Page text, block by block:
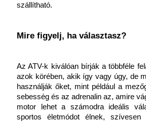
szállítható.
Mire figyelj, ha választasz?
Az ATV-k kiválóan bírják a többféle
azok körében, akik így vagy úgy, de
használják őket, mint például a
sebesség és az adrenalin az, amire
motor lehet a számodra ideális
sportos életmódot élnek,